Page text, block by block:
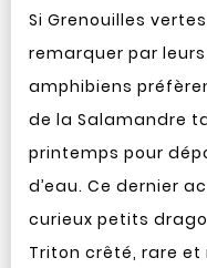
Si Grenouilles
remarquer par
amphibiens
de la Salamandre
printemps pour
d’eau. Ce dernier
curieux petits
Triton crêté, rare et